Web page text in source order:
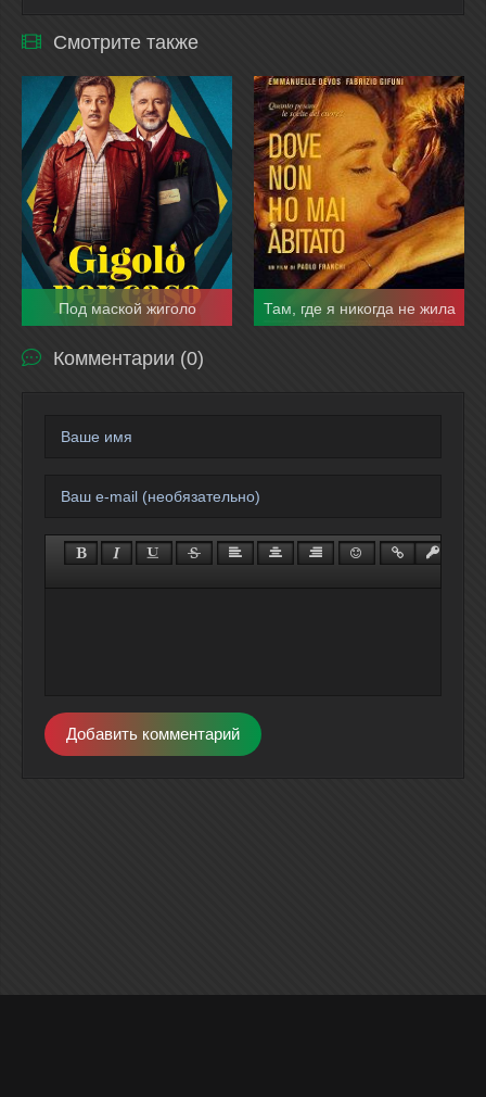
Смотрите также
Под маской жиголо Там, где я никогда не жила
Комментарии (0)
Добавить комментарий